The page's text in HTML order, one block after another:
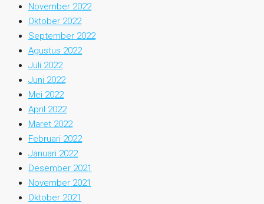
November 2022
Oktober 2022
September 2022
Agustus 2022
Juli 2022
Juni 2022
Mei 2022
April 2022
Maret 2022
Februari 2022
Januari 2022
Desember 2021
November 2021
Oktober 2021